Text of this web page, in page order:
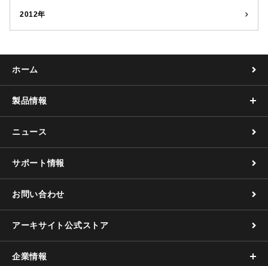
2012年
ホーム
製品情報
ニュース
サポート情報
お問い合わせ
アーキサイト公式ストア
企業情報